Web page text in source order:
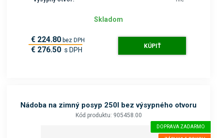
Skladom
€ 224.80 bez DPH
€ 276.50 s DPH KÚPIŤ
Nádoba na zimný posyp 250l bez výsypného otvoru
Kód produktu: 905458.00
DOPRAVA ZADARMO